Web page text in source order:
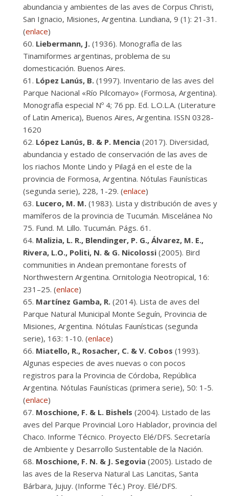
abundancia y ambientes de las aves de Corpus Christi,
San Ignacio, Misiones, Argentina. Lundiana, 9 (1): 21-31.
(enlace)
Liebermann, J. (1936). Monografía de las
Tinamiformes argentinas, problema de su
domesticación. Buenos Aires.
López Lanús, B. (1997). Inventario de las aves del
Parque Nacional «Río Pilcomayo» (Formosa, Argentina).
Monografía especial Nº 4; 76 pp. Ed. L.O.L.A. (Literature
of Latin America), Buenos Aires, Argentina. ISSN 0328-
1620
López Lanús, B. & P. Mencia (2017). Diversidad,
abundancia y estado de conservación de las aves de
los riachos Monte Lindo y Pilagá en el este de la
provincia de Formosa, Argentina. Nótulas Faunísticas
(segunda serie), 228, 1-29. (enlace)
Lucero, M. M. (1983). Lista y distribución de aves y
mamíferos de la provincia de Tucumán. Miscelánea No
75. Fund. M. Lillo. Tucumán. Págs. 61.
Malizia, L. R., Blendinger, P. G., Álvarez, M. E.,
Rivera, L.O., Politi, N. & G. Nicolossi (2005). Bird
communities in Andean premontane forests of
Northwestern Argentina. Ornitologia Neotropical, 16:
231–25. (enlace)
Martínez Gamba, R. (2014). Lista de aves del
Parque Natural Municipal Monte Seguín, Provincia de
Misiones, Argentina. Nótulas Faunísticas (segunda
serie), 163: 1-10. (enlace)
Miatello, R., Rosacher, C. & V. Cobos (1993).
Algunas especies de aves nuevas o con pocos
registros para la Provincia de Córdoba, República
Argentina. Nótulas Faunísticas (primera serie), 50: 1-5.
(enlace)
Moschione, F. & L. Bishels (2004). Listado de las
aves del Parque Provincial Loro Hablador, provincia del
Chaco. Informe Técnico. Proyecto Elé/DFS. Secretaría
de Ambiente y Desarrollo Sustentable de la Nación.
Moschione, F. N. & J. Segovia (2005). Listado de
las aves de la Reserva Natural Las Lancitas, Santa
Bárbara, Jujuy. (Informe Téc.) Proy. Elé/DFS.